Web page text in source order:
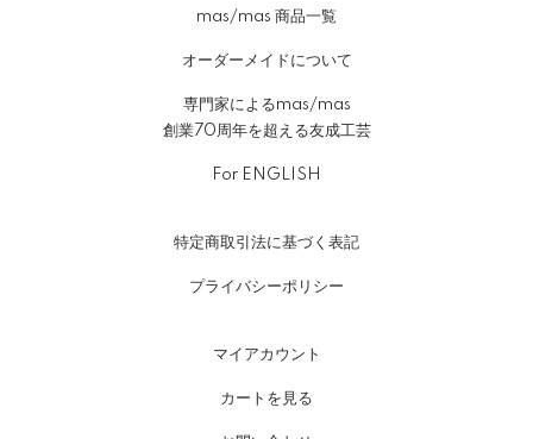
mas/mas 商品一覧
オーダーメイドについて
専門家によるmas/mas
創業70周年を超える友成工芸
For ENGLISH
特定商取引法に基づく表記
プライバシーポリシー
マイアカウント
カートを見る